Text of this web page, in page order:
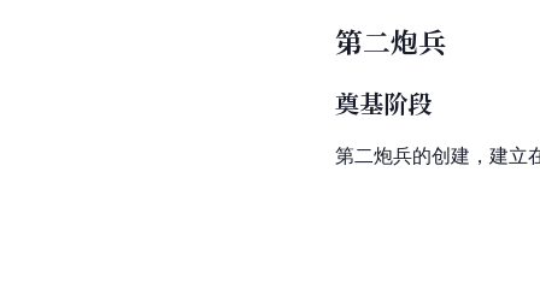
第二炮兵
奠基阶段
第二炮兵的创建，建立